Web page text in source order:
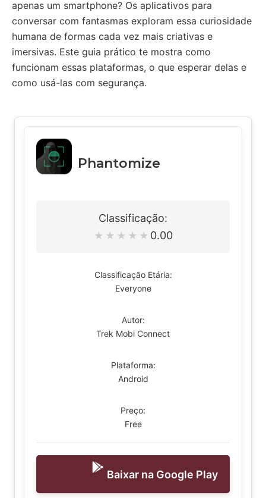
apenas um smartphone? Os aplicativos para
conversar com fantasmas exploram essa curiosidade
humana de formas cada vez mais criativas e
imersivas. Este guia prático te mostra como
funcionam essas plataformas, o que esperar delas e
como usá-las com segurança.
Phantomize
Classificação:
★ ★ ★ ★ ★ 0.00
Classificação Etária:
Everyone
Autor:
Trek Mobi Connect
Plataforma:
Android
Preço:
Free
Baixar na Google Play